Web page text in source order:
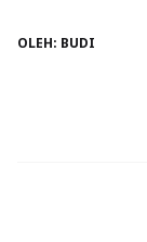
Al-Qur’an hadir
OLEH: BUDI